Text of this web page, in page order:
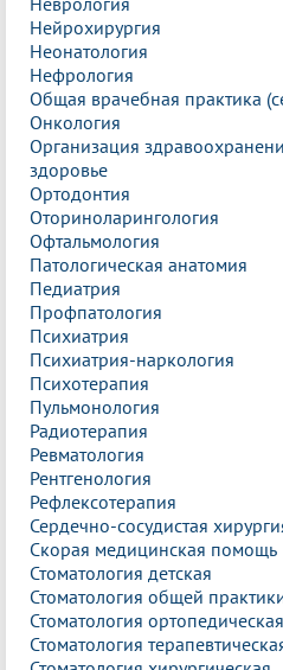
Нейрохирургия
Неонатология
Нефрология
Общая врачебная практика
Онкология
Организация
здоровье
Ортодонтия
Оториноларингология
Офтальмология
Патологическая анатомия
Педиатрия
Профпатология
Психиатрия
Психиатрия-наркология
Психотерапия
Пульмонология
Радиотерапия
Ревматология
Рентгенология
Рефлексотерапия
Сердечно-сосудистая
Скорая медицинская помощь
Стоматология детская
Стоматология общей
Стоматология ортопедическая
Стоматология